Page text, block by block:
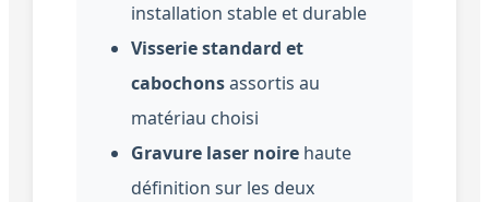
installation stable et durable
Visserie standard et
cabochonsassortis au
matériau choisi
Gravure laser noirehaute
définition sur les deux